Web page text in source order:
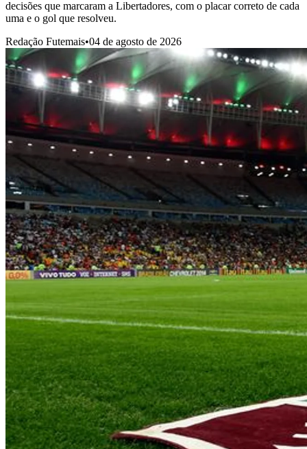
decisões que marcaram a Libertadores, com o placar correto de cada
uma e o gol que resolveu.
Redação Futemais•04 de agosto de 2026